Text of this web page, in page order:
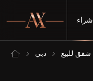
شراء
دبي شقق للبيع